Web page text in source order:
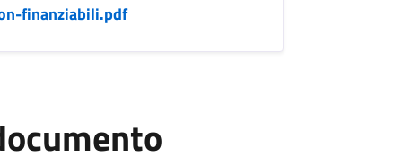
finanziabili.pdf